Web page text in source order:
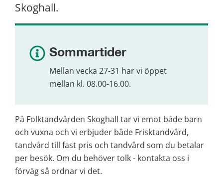
Skoghall.
Sommartider
Mellan vecka 27-31 har vi öppet
mellan kl. 08.00-16.00.
På Folktandvården Skoghall tar vi emot både barn
och vuxna och vi erbjuder både Frisktandvård,
tandvård till fast pris och tandvård som du betalar
per besök. Om du behöver tolk - kontakta oss i
förväg så ordnar vi det.